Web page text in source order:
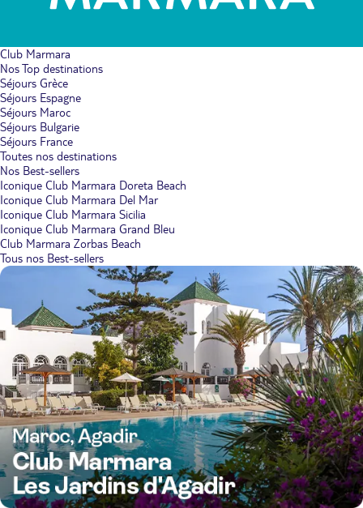
Club Marmara
Nos Top destinations
Séjours Grèce
Séjours Espagne
Séjours Maroc
Séjours Bulgarie
Séjours France
Toutes nos destinations
Nos Best-sellers
Iconique Club Marmara Doreta Beach
Iconique Club Marmara Del Mar
Iconique Club Marmara Sicilia
Iconique Club Marmara Grand Bleu
Club Marmara Zorbas Beach
Tous nos Best-sellers